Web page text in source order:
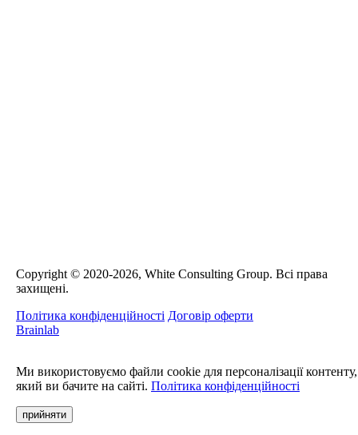
Сopyright © 2020-2026, White Consulting Group. Всі права
захищені.
Політика конфіденційності Договір оферти
Brainlab
Ми використовуємо файли cookie для персоналізації контенту,
який ви бачите на сайті. Політика конфіденційності
прийняти